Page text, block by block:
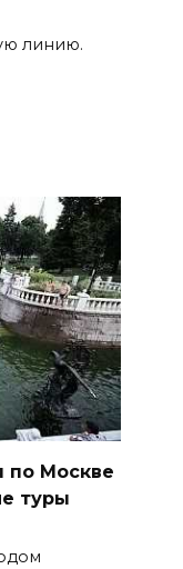
линию.
по Москве
туры